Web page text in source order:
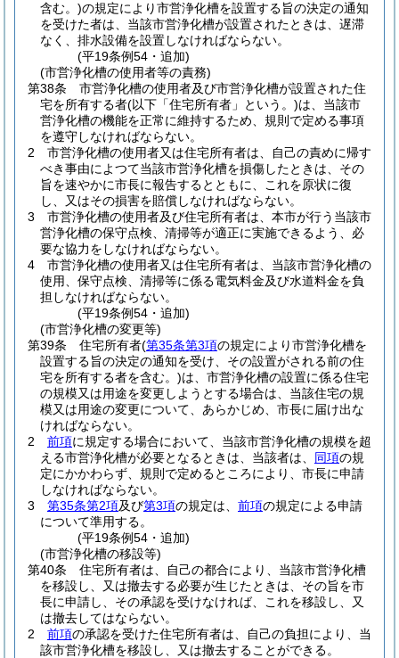
含む。)の規定により市営浄化槽を設置する旨の決定の通知
を受けた者は、当該市営浄化槽が設置されたときは、遅滞
なく、排水設備を設置しなければならない。
(平19条例54・追加)
(市営浄化槽の使用者等の責務)
第38条
市営浄化槽の使用者及び市営浄化槽が設置された住
宅を所有する者(以下「住宅所有者」という。)は、当該市
営浄化槽の機能を正常に維持するため、規則で定める事項
を遵守しなければならない。
2
市営浄化槽の使用者又は住宅所有者は、自己の責めに帰す
べき事由によつて当該市営浄化槽を損傷したときは、その
旨を速やかに市長に報告するとともに、これを原状に復
し、又はその損害を賠償しなければならない。
3
市営浄化槽の使用者及び住宅所有者は、本市が行う当該市
営浄化槽の保守点検、清掃等が適正に実施できるよう、必
要な協力をしなければならない。
4
市営浄化槽の使用者又は住宅所有者は、当該市営浄化槽の
使用、保守点検、清掃等に係る電気料金及び水道料金を負
担しなければならない。
(平19条例54・追加)
(市営浄化槽の変更等)
第39条
住宅所有者(第35条第3項の規定により市営浄化槽を
設置する旨の決定の通知を受け、その設置がされる前の住
宅を所有する者を含む。)は、市営浄化槽の設置に係る住宅
の規模又は用途を変更しようとする場合は、当該住宅の規
模又は用途の変更について、あらかじめ、市長に届け出な
ければならない。
2
前項に規定する場合において、当該市営浄化槽の規模を超
える市営浄化槽が必要となるときは、当該者は、 同項の規
定にかかわらず、規則で定めるところにより、市長に申請
しなければならない。
3
第35条第2項及び第3項の規定は、 前項の規定による申請
について準用する。
(平19条例54・追加)
(市営浄化槽の移設等)
第40条
住宅所有者は、自己の都合により、当該市営浄化槽
を移設し、又は撤去する必要が生じたときは、その旨を市
長に申請し、その承認を受けなければ、これを移設し、又
は撤去してはならない。
2
前項の承認を受けた住宅所有者は、自己の負担により、当
該市営浄化槽を移設し、又は撤去することができる。